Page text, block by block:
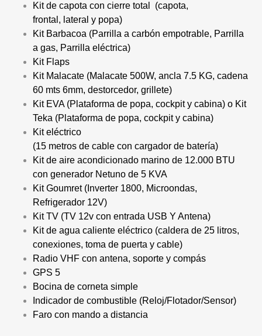
Kit de capota con cierre total (capota,
frontal, lateral y popa)
Kit Barbacoa (Parrilla a carbón empotrable, Parrilla
a gas, Parrilla eléctrica)
Kit Flaps
Kit Malacate (Malacate 500W, ancla 7.5 KG, cadena
60 mts 6mm, destorcedor, grillete)
Kit EVA (Plataforma de popa, cockpit y cabina) o Kit
Teka (Plataforma de popa, cockpit y cabina)
Kit eléctrico
(15 metros de cable con cargador de batería)
Kit de aire acondicionado marino de 12.000 BTU
con generador Netuno de 5 KVA
Kit Goumret (Inverter 1800, Microondas,
Refrigerador 12V)
Kit TV (TV 12v con entrada USB Y Antena)
Kit de agua caliente eléctrico (caldera de 25 litros,
conexiones, toma de puerta y cable)
Radio VHF con antena, soporte y compás
GPS 5
Bocina de corneta simple
Indicador de combustible (Reloj/Flotador/Sensor)
Faro con mando a distancia